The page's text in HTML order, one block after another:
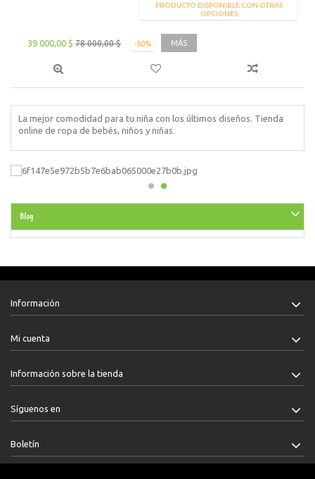
PRODUCTO DISPONIBLE CON OTRAS
OPCIONES
39 000,00 $ 78 000,00 $ -50% MÁS
La mejor comodidad para tu niña con los últimos diseños. Tienda
online de ropa de bebés, niños y niñas.
Blog
Información
Mi cuenta
Información sobre la tienda
Síguenos en
Boletín